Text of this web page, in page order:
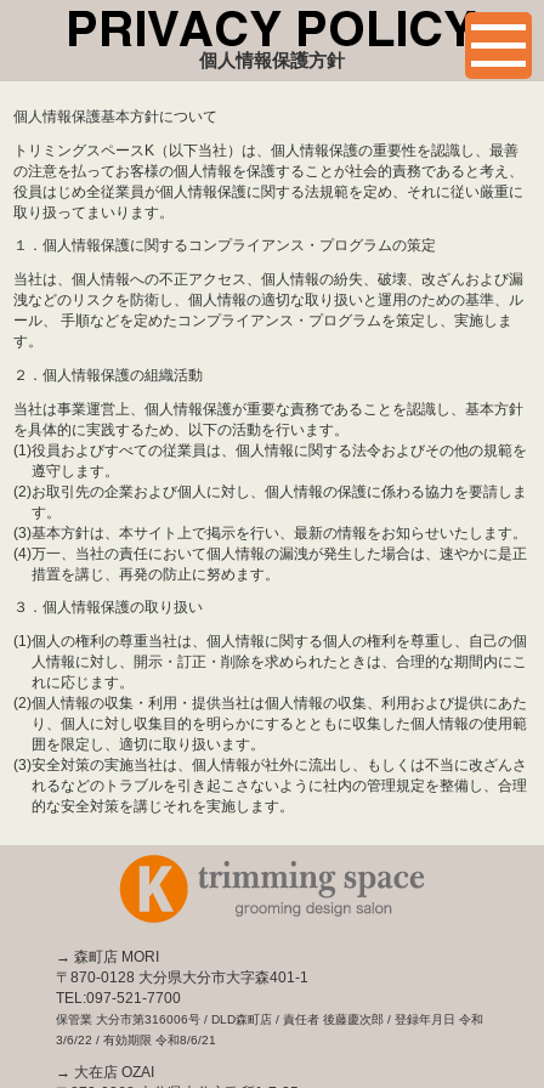
個人情報保護方針
個人情報保護基本方針について
トリミングスペースK（以下当社）は、個人情報保護の重要性を認識し、最善
の注意を払ってお客様の個人情報を保護することが社会的責務であると考え、
役員はじめ全従業員が個人情報保護に関する法規範を定め、それに従い厳重に
取り扱ってまいります。
１．個人情報保護に関するコンプライアンス・プログラムの策定
当社は、個人情報への不正アクセス、個人情報の紛失、破壊、改ざんおよび漏
洩などのリスクを防衛し、個人情報の適切な取り扱いと運用のための基準、ル
ール、 手順などを定めたコンプライアンス・プログラムを策定し、実施しま
す。
２．個人情報保護の組織活動
当社は事業運営上、個人情報保護が重要な責務であることを認識し、基本方針
を具体的に実践するため、以下の活動を行います。
(1)役員およびすべての従業員は、個人情報に関する法令およびその他の規範を
遵守します。
(2)お取引先の企業および個人に対し、個人情報の保護に係わる協力を要請しま
す。
(3)基本方針は、本サイト上で掲示を行い、最新の情報をお知らせいたします。
(4)万一、当社の責任において個人情報の漏洩が発生した場合は、速やかに是正
措置を講じ、再発の防止に努めます。
３．個人情報保護の取り扱い
(1)個人の権利の尊重当社は、個人情報に関する個人の権利を尊重し、自己の個
人情報に対し、開示・訂正・削除を求められたときは、合理的な期間内にこ
れに応じます。
(2)個人情報の収集・利用・提供当社は個人情報の収集、利用および提供にあた
り、個人に対し収集目的を明らかにするとともに収集した個人情報の使用範
囲を限定し、適切に取り扱います。
(3)安全対策の実施当社は、個人情報が社外に流出し、もしくは不当に改ざんさ
れるなどのトラブルを引き起こさないように社内の管理規定を整備し、合理
的な安全対策を講じそれを実施します。
→ 森町店 MORI
〒870-0128 大分県大分市大字森401-1
TEL:097-521-7700
保管業 大分市第316006号 / DLD森町店 / 責任者 後藤慶次郎 / 登録年月日 令和
3/6/22 / 有効期限 令和8/6/21
→ 大在店 OZAI